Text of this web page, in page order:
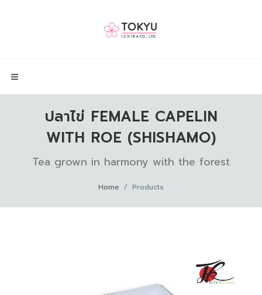
ปลาไข่ FEMALE CAPELIN
WITH ROE (SHISHAMO)
Tea grown in harmony with the forest
Home Products